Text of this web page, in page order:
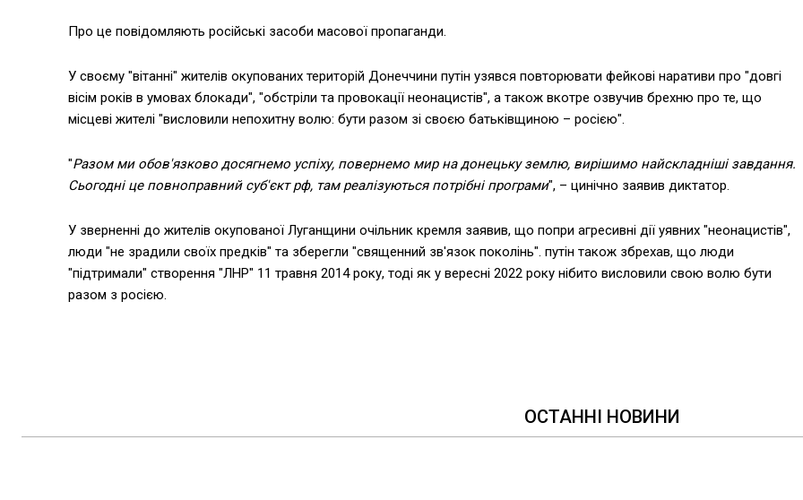
Про це повідомляють російські засоби масової пропаганди.
У своєму "вітанні" жителів окупованих територій Донеччини путін узявся повторювати фейкові наративи про "довгі
вісім років в умовах блокади", "обстріли та провокації неонацистів", а також вкотре озвучив брехню про те, що
місцеві жителі "висловили непохитну волю: бути разом зі своєю батьківщиною – росією".
"Разом ми обов'язково досягнемо успіху, повернемо мир на донецьку землю, вирішимо найскладніші завдання.
Сьогодні це повноправний суб'єкт рф, там реалізуються потрібні програми", – цинічно заявив диктатор.
У зверненні до жителів окупованої Луганщини очільник кремля заявив, що попри агресивні дії уявних "неонацистів",
люди "не зрадили своїх предків" та зберегли "священний зв'язок поколінь". путін також збрехав, що люди
"підтримали" створення "ЛНР" 11 травня 2014 року, тоді як у вересні 2022 року нібито висловили свою волю бути
разом з росією.
ОСТАННІ НОВИНИ